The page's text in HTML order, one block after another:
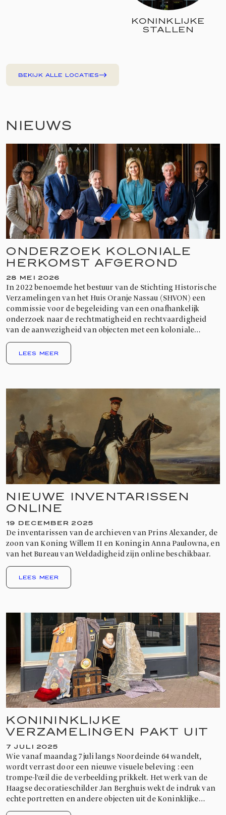
KONINKLIJKE
STALLEN
BEKIJK ALLE LOCATIES
NIEUWS
ONDERZOEK KOLONIALE
HERKOMST AFGEROND
28 MEI 2026
In 2022 benoemde het bestuur van de Stichting Historische
Verzamelingen van het Huis Oranje Nassau (SHVON) een
commissie voor de begeleiding van een onafhankelijk
onderzoek naar de rechtmatigheid en rechtvaardigheid
van de aanwezigheid van objecten met een koloniale
herkomst die behoren tot de Koninklijke Verzamelingen.
LEES MEER
NIEUWE INVENTARISSEN
ONLINE
19 DECEMBER 2025
De inventarissen van de archieven van Prins Alexander, de
zoon van Koning Willem II en Koningin Anna Paulowna, en
van het Bureau van Weldadigheid zijn online beschikbaar.
LEES MEER
KONININKLIJKE
VERZAMELINGEN PAKT UIT
7 JULI 2025
Wie vanaf maandag 7 juli langs Noordeinde 64 wandelt,
wordt verrast door een nieuwe visuele beleving : een
trompe-l'œil die de verbeelding prikkelt. Het werk van de
Haagse decoratieschilder Jan Berghuis wekt de indruk van
echte portretten en andere objecten uit de Koninklijke
Verzamelingen.